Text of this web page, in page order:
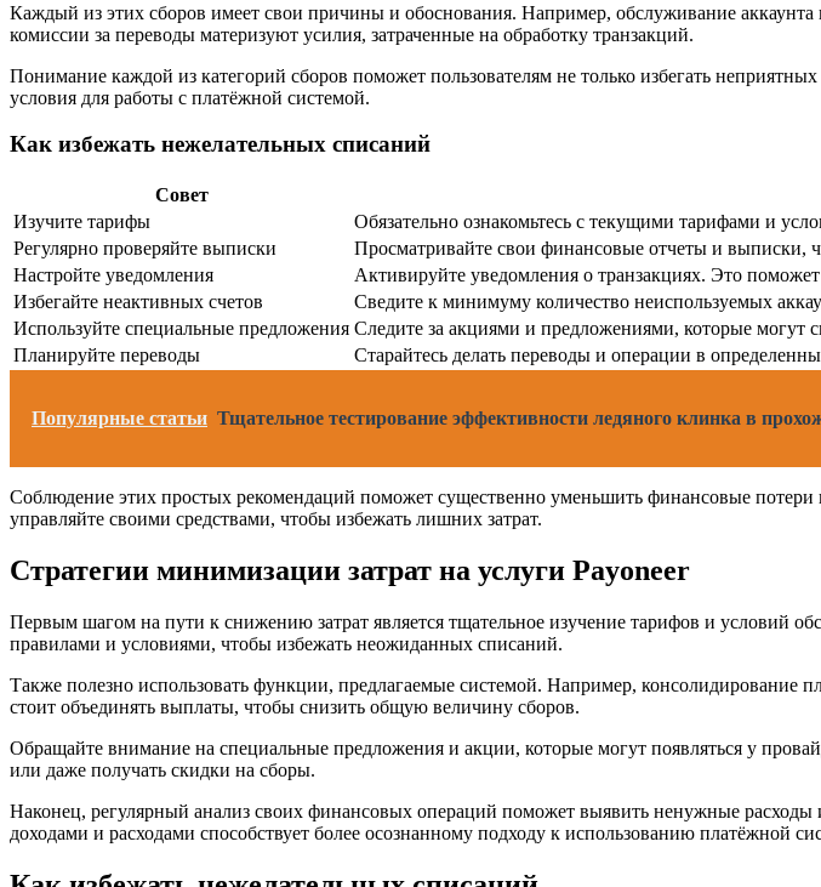
Каждый из этих сборов имеет свои причины и обоснования. Например, обслуживание аккаунта
комиссии за переводы материзуют усилия, затраченные на обработку транзакций.
Понимание каждой из категорий сборов поможет пользователям не только избегать
условия для работы с платёжной системой.
Как избежать нежелательных списаний
Совет
Изучите тарифы
Обязательно ознакомьтесь с текущими тарифами и
Регулярно проверяйте выписки
Просматривайте свои финансовые отчеты и выписки,
Настройте уведомления
Активируйте уведомления о транзакциях. Это
Избегайте неактивных счетов
Сведите к минимуму количество неиспользуемых
Используйте специальные предложения Следите за акциями и предложениями, которые могут
Планируйте переводы
Старайтесь делать переводы и операции в
Популярные статьи Тщательное тестирование эффективности ледяного клинка в
Соблюдение этих простых рекомендаций поможет существенно уменьшить финансовые
управляйте своими средствами, чтобы избежать лишних затрат.
Стратегии минимизации затрат на услуги Payoneer
Первым шагом на пути к снижению затрат является тщательное изучение тарифов и условий
правилами и условиями, чтобы избежать неожиданных списаний.
Также полезно использовать функции, предлагаемые системой. Например, консолидирование
стоит объединять выплаты, чтобы снизить общую величину сборов.
Обращайте внимание на специальные предложения и акции, которые могут появляться у
или даже получать скидки на сборы.
Наконец, регулярный анализ своих финансовых операций поможет выявить ненужные расходы
доходами и расходами способствует более осознанному подходу к использованию платёжной